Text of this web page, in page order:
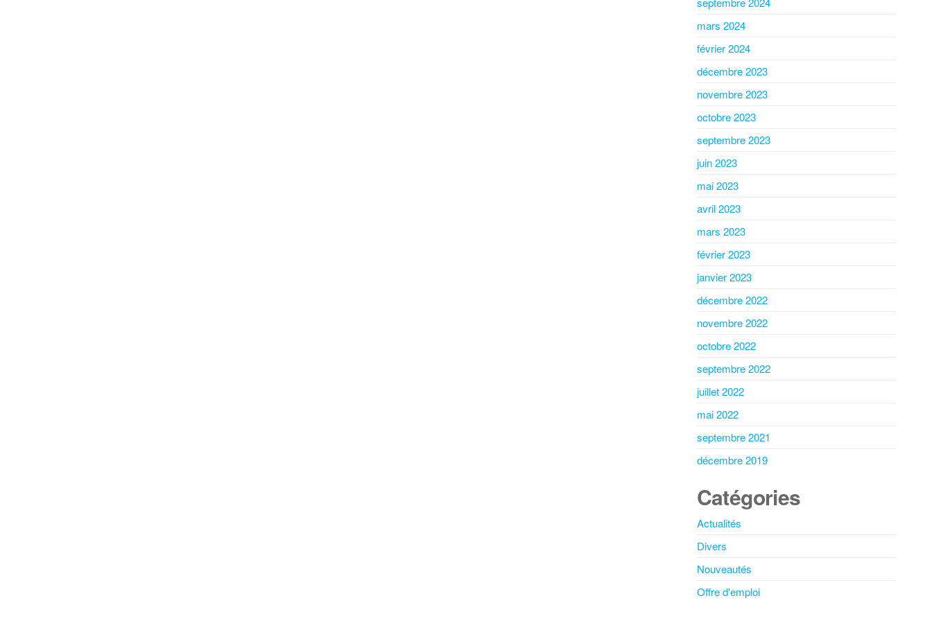
mars 2024
février 2024
décembre 2023
novembre 2023
octobre 2023
septembre 2023
juin 2023
mai 2023
avril 2023
mars 2023
février 2023
janvier 2023
décembre 2022
novembre 2022
octobre 2022
septembre 2022
juillet 2022
mai 2022
septembre 2021
décembre 2019
Catégories
Actualités
Divers
Nouveautés
Offre d'emploi